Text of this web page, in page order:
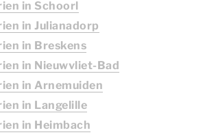
in Schoorl
in Julianadorp
in Breskens
in Nieuwvliet-Bad
in Arnemuiden
in Langelille
in Heimbach